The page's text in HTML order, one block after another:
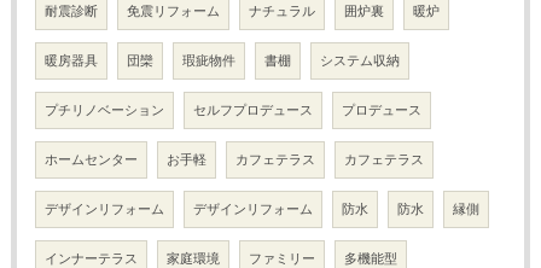
耐震診断 免震リフォーム ナチュラル 囲炉裏 暖炉
暖房器具 団欒 瑕疵物件 書棚 システム収納
プチリノベーション セルフプロデュース プロデュース
ホームセンター お手軽 カフェテラス カフェテラス
デザインリフォーム デザインリフォーム 防水 防水 縁側
インナーテラス 家庭環境 ファミリー 多機能型